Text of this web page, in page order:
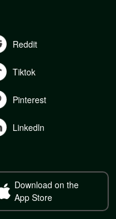
Reddit
Tiktok
Pinterest
Linkedln
Download on the
App Store